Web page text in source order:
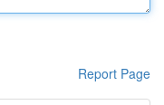
Report Page